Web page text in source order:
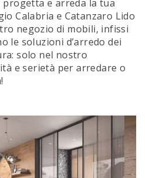
progetta e arreda la tua
Calabria e Catanzaro Lido
negozio di mobili, infissi
le soluzioni d’arredo dei
solo nel nostro
e serietà per arredare o